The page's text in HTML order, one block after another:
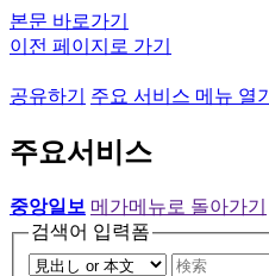
본문 바로가기
이전 페이지로 가기
공유하기 주요 서비스 메뉴 열기
주요서비스
중앙일보 메가메뉴로 돌아가기
검색어 입력폼